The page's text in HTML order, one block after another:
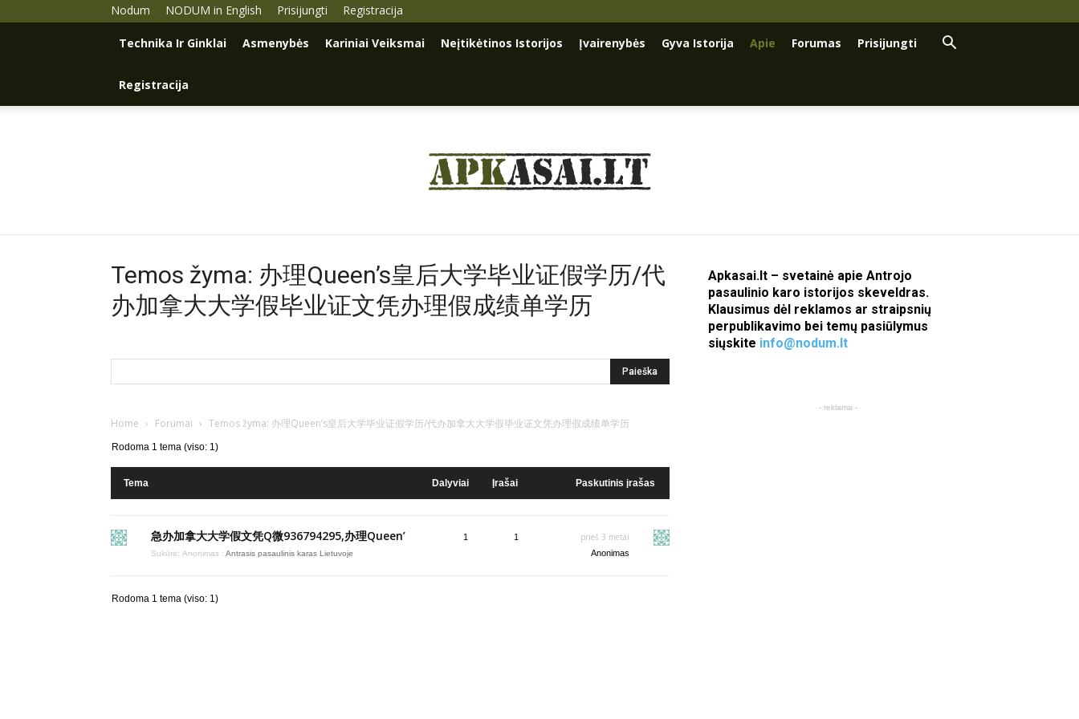
Nodum NODUM in English Prisijungti Registracija
Technika Ir Ginklai Asmenybės Kariniai Veiksmai Neįtikėtinos Istorijos Įvairenybės Gyva Istorija Apie Forumas Prisijungti
Registracija
Temos žyma: 办理Queen’s皇后大学毕业证假学历/代
办加拿大大学假毕业证文凭办理假成绩单学历
Home › Forumai › Temos žyma: 办理Queen’s皇后大学毕业证假学历/代办加拿大大学假毕业证文凭办理假成绩单学历
Rodoma 1 tema (viso: 1)
Tema Dalyviai Įrašai Paskutinis įrašas
急办加拿大大学假文凭Q微936794295,办理Queen’
Sukūrė: Anonimas : Antrasis pasaulinis karas Lietuvoje
1 1 prieš 3 metai
Anonimas
Rodoma 1 tema (viso: 1)
Apkasai.lt – svetainė apie Antrojo
pasaulinio karo istorijos skeveldras.
Klausimus dėl reklamos ar straipsnių
perpublikavimo bei temų pasiūlymus
siųskite info@nodum.lt
- reklama -